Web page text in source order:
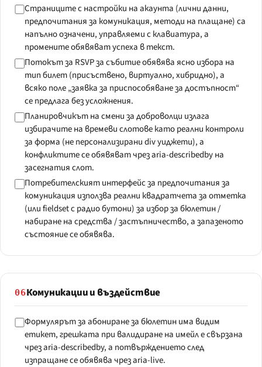
Страниците с настройки на акаунта (лични данни,
предпочитания за комуникация, методи на плащане) са
напълно означени, управляеми с клавиатура, а
промените обявяват успеха в текст.
Потокът за RSVP за събитие обявява ясно избора на
тип билет (присъствено, виртуално, хибридно), а
всяко поле „заявка за приспособяване за достъпност“
се предлага без усложнения.
Планировчикът на смени за доброволци излага
избирачите на времеви слотове като реални контроли
за форма (не персонализирани div уиджети), а
конфликтите се обявяват чрез aria-describedby на
засегнатия слот.
Потребителският интерфейс за предпочитания за
комуникация използва реални квадратчета за отметка
(или fieldset с радио бутони) за избор за бюлетин /
набиране на средства / застъпничество, а запазеното
състояние се обявява.
06Комуникации и въздействие
Формулярът за абониране за бюлетин има видим
етикет, грешката при валидиране на имейл е свързана
чрез aria-describedby, а потвърждението след
изпращане се обявява чрез aria-live.